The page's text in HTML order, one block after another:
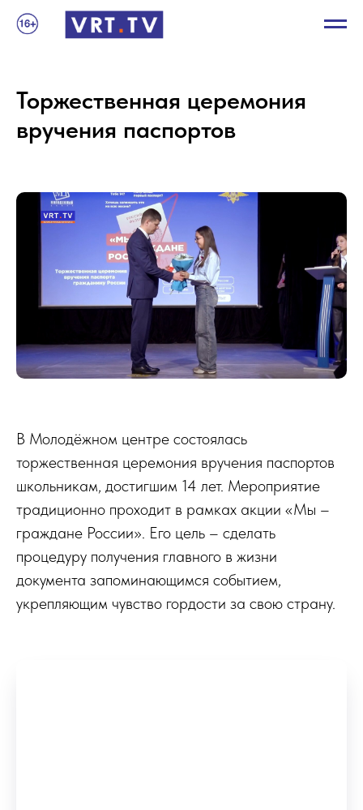
Торжественная церемония
вручения паспортов
В Молодёжном центре состоялась
торжественная церемония вручения паспортов
школьникам, достигшим 14 лет. Мероприятие
традиционно проходит в рамках акции «Мы –
граждане России». Его цель – сделать
процедуру получения главного в жизни
документа запоминающимся событием,
укрепляющим чувство гордости за свою страну.